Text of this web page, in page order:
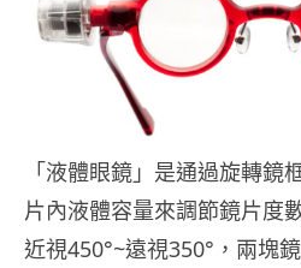
「液體眼鏡」是通過旋轉鏡
片內液體容量來調節鏡片度
近視450°~遠視350°，兩塊